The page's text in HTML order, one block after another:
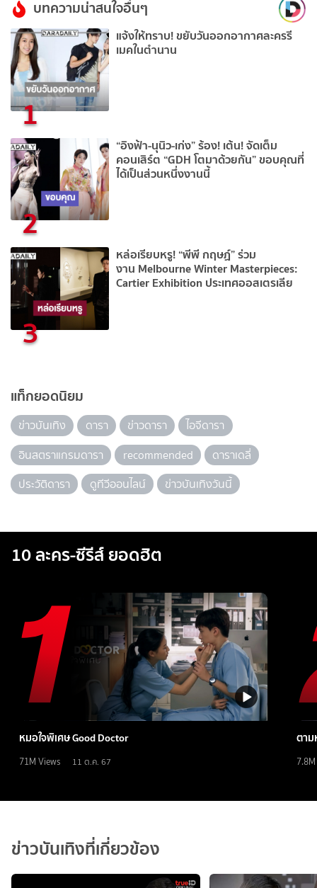
บทความน่าสนใจอื่นๆ
1
แจ้งให้ทราบ! ขยับวันออกอากาศละครรี
เมคในตำนาน
2
“อิงฟ้า-นุนิว-เก่ง” ร้อง! เต้น! จัดเต็ม
คอนเสิร์ต “GDH โตมาด้วยกัน” ขอบคุณที่
ได้เป็นส่วนหนึ่งงานนี้
3
หล่อเรียบหรู! “พีพี กฤษฏ์” ร่วม
งาน Melbourne Winter Masterpieces:
Cartier Exhibition ประเทศออสเตรเลีย
แท็กยอดนิยม
ข่าวบันเทิง ดารา ข่าวดารา
ไอจีดารา
อินสตราแกรมดารา
recommended
ดาราเดลี่
ประวัติดารา
ดูทีวีออนไลน์ ข่าวบันเทิงวันนี้
10 ละคร-ซีรีส์ ยอดฮิต
หมอใจพิเศษ Good Doctor
71M Views 11 ต.ค. 67
ตาม
7.8M
ข่าวบันเทิงที่เกี่ยวข้อง